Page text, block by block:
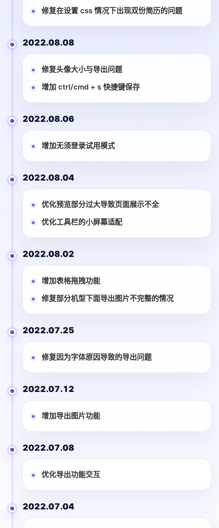
修复在设置 css 情况下出现双份简历的问题
2022.08.08
修复头像大小与导出问题
增加 ctrl/cmd + s 快捷键保存
2022.08.06
增加无须登录试用模式
2022.08.04
优化预览部分过大导致页面展示不全
优化工具栏的小屏幕适配
2022.08.02
增加表格拖拽功能
修复部分机型下面导出图片不完整的情况
2022.07.25
修复因为字体原因导致的导出问题
2022.07.12
增加导出图片功能
2022.07.08
优化导出功能交互
2022.07.04